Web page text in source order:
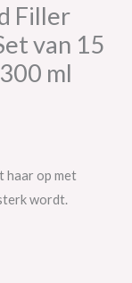
Filler
van 15
ml
haar op met
wordt.